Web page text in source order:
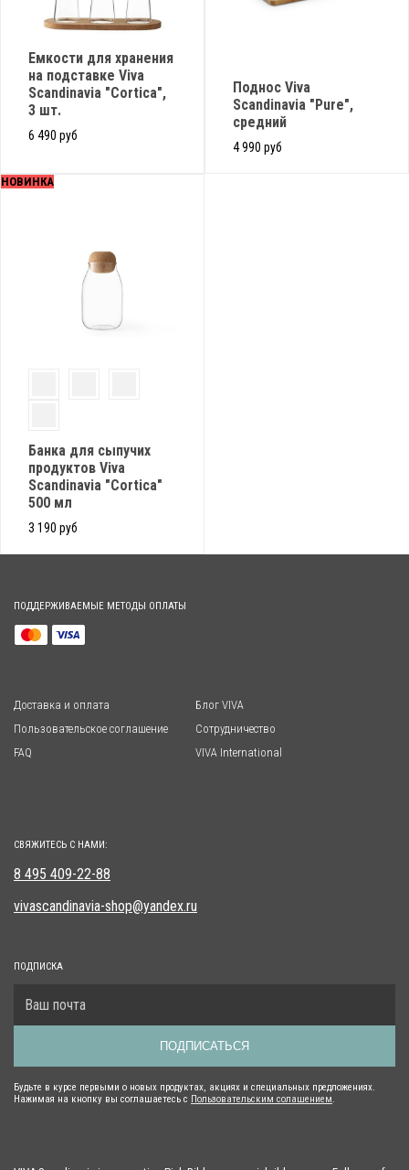
Емкости для хранения
на подставке Viva
Scandinavia "Cortica",
3 шт.
6 490 руб
Поднос Viva
Scandinavia "Pure",
средний
4 990 руб
НОВИНКА
Банка для сыпучих
продуктов Viva
Scandinavia "Cortica"
500 мл
3 190 руб
ПОДДЕРЖИВАЕМЫЕ МЕТОДЫ ОПЛАТЫ
Доставка и оплата
Пользовательское соглашение
FAQ
Блог VIVA
Сотрудничество
VIVA International
СВЯЖИТЕСЬ С НАМИ:
8 495 409-22-88
vivascandinavia-shop@yandex.ru
ПОДПИСКА
ПОДПИСАТЬСЯ
Будьте в курсе первыми о новых продуктах, акциях и специальных предложениях.
Нажимая на кнопку вы соглашаетесь с Пользовательским солашением.